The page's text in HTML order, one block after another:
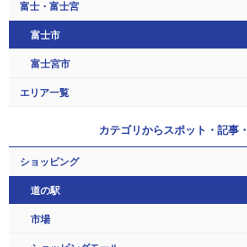
富士・富士宮
富士市
富士宮市
エリア一覧
カテゴリからスポット・記事
ショッピング
道の駅
市場